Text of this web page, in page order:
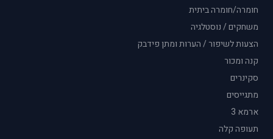
חומרה/חומרה ביתית
משחקים / נוסטלגיה
הצעות לשיפור / הערות ומתן פידבק
קנה ומכור
סקינרים
מתגייסים
ארמא 3
תעופה קלה